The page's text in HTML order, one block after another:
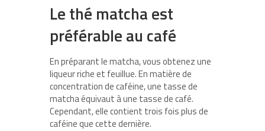
Le thé matcha est
préférable au café
En préparant le matcha, vous obtenez une
liqueur riche et feuillue. En matière de
concentration de caféine, une tasse de
matcha équivaut à une tasse de café.
Cependant, elle contient trois fois plus de
caféine que cette dernière.